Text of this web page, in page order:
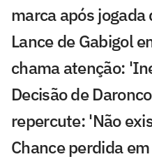
marca após jogada
Lance de Gabigol
chama atenção:
Decisão de
repercute: 'Não
Chance perdida